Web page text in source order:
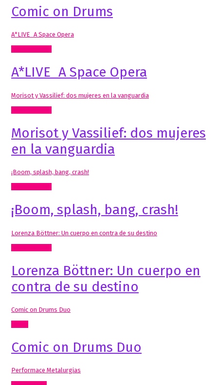
Comic on Drums
A*LIVE_A Space Opera
A*LIVE_A Space Opera
Morisot y Vassilief: dos mujeres en la vanguardia
Morisot y Vassilief: dos mujeres
en la vanguardia
¡Boom, splash, bang, crash!
¡Boom, splash, bang, crash!
Lorenza Böttner: Un cuerpo en contra de su destino
Lorenza Böttner: Un cuerpo en
contra de su destino
Comic on Drums Duo
Comic on Drums Duo
Performace Metalurgias